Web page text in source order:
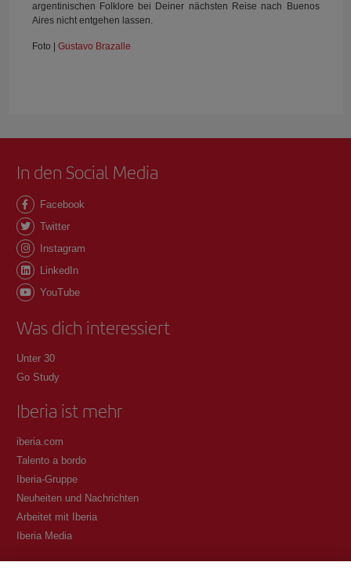
argentinischen Folklore bei Deiner nächsten Reise nach Buenos
Aires nicht entgehen lassen.
Foto | Gustavo Brazalle
In den Social Media
Facebook
Twitter
Instagram
LinkedIn
YouTube
Was dich interessiert
Unter 30
Go Study
Iberia ist mehr
iberia.com
Talento a bordo
Iberia-Gruppe
Neuheiten und Nachrichten
Arbeitet mit Iberia
Iberia Media